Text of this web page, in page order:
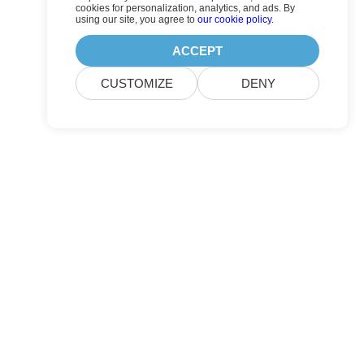
cookies for personalization, analytics, and ads. By
using our site, you agree to our cookie policy.
ACCEPT
CUSTOMIZE DENY